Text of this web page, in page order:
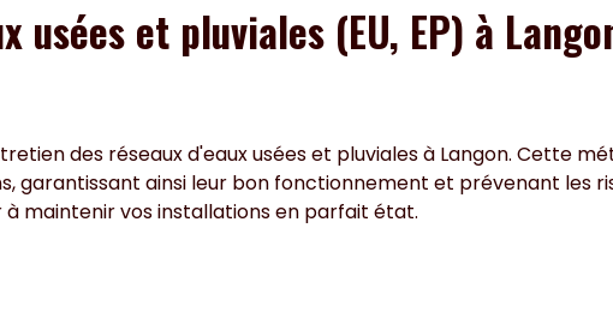
usées et pluviales (EU, EP) à
des réseaux d'eaux usées et pluviales à Langon. Cette
garantissant ainsi leur bon fonctionnement et prévenant les
maintenir vos installations en parfait état.